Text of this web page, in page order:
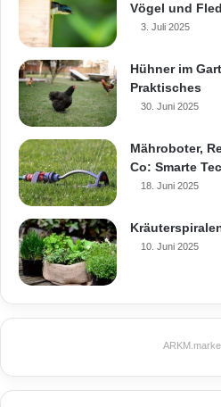
Beratungsgespräch
Handwerker oder
hilfreich sein.
Zeitmanagement
Koordination
Eigenleistungen
Zeitmanagement
Koordination mit
den gesamten
zusätzliche Kosten
vermeiden, ist es
Vögel und
3. Juli 2025
Hühner im
Praktisches
30. Juni 2025
Mähroboter,
Co: Smarte
18. Juni 2025
10. Juni 2025